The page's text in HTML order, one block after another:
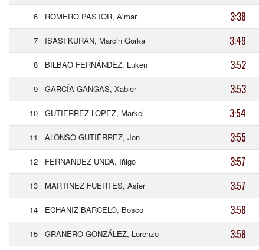
6 ROMERO PASTOR, Aimar 3:38
7 ISASI KURAN, Marcin Gorka 3:49
8 BILBAO FERNÁNDEZ, Luken 3:52
9 GARCÍA GANGAS, Xabier 3:53
10 GUTIERREZ LOPEZ, Markel 3:54
11 ALONSO GUTIÉRREZ, Jon 3:55
12 FERNANDEZ UNDA, Iñigo 3:57
13 MARTINEZ FUERTES, Asier 3:57
14 ECHANIZ BARCELÓ, Bosco 3:58
15 GRANERO GONZÁLEZ, Lorenzo 3:58